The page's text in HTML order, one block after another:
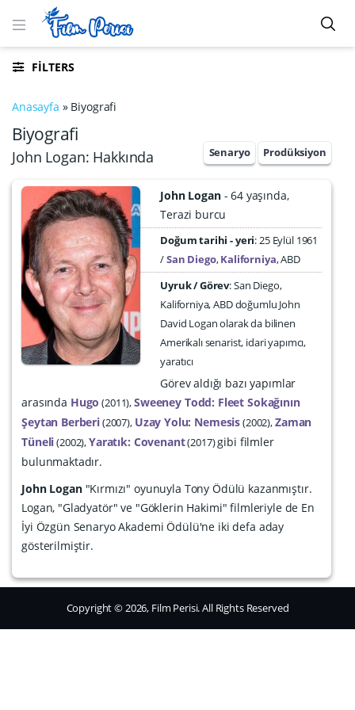
FILTERS
Anasayfa » Biyografi
Biyografi
John Logan: Hakkında Prodüksiyon
Senaryo
John Logan
64 yaşında
Terazi burcu
Doğum tarihi - yeri 25 Eylül 1961
San Diego,Kaliforniya,ABD
Uyruk / Görev: San Diego,
Kaliforniya, ABD doğumlu John
David Logan olarak da bilinen
Amerikalı senarist, idari yapımcı,
yaratıcı
Görev aldığı bazı yapımlar
arasında Hugo 2011 Sweeney Todd: Fleet Sokağının
Şeytan Berberi 2007 Uzay Yolu: Nemesis 2002 Zaman
Tüneli 2002 Yaratık: Covenant 2017 gibi filmler
bulunmaktadır.
John Logan "Kırmızı" oyunuyla Tony Ödülü kazanmıştır.
Logan, "Gladyatör" ve "Göklerin Hakimi" filmleriyle de En
İyi Özgün Senaryo Akademi Ödülü'ne iki defa aday
gösterilmiştir.
Copyright © 2026, Film Perisi. All Rights Reserved